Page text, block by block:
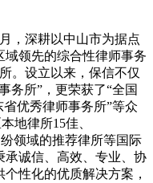
，深耕以中山市为据点
域领先的综合性律师事务
。设立以来，保信不仅
务所”，更荣获了“全国
优秀律师事务所”等众
地律所15佳、
领域的推荐律所等国际
承诚信、高效、专业、协
性化的优质解决方案，